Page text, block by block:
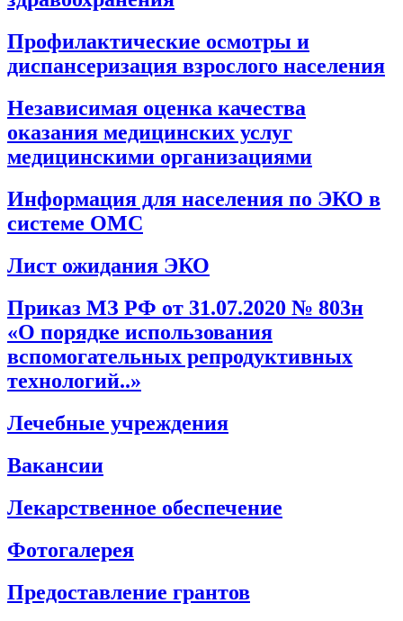
Профилактические осмотры и
диспансеризация взрослого населения
Независимая оценка качества
оказания медицинских услуг
медицинскими организациями
Информация для населения по ЭКО в
системе ОМС
Лист ожидания ЭКО
Приказ МЗ РФ от 31.07.2020 № 803н
«О порядке использования
вспомогательных репродуктивных
технологий..»
Лечебные учреждения
Вакансии
Лекарственное обеспечение
Фотогалерея
Предоставление грантов